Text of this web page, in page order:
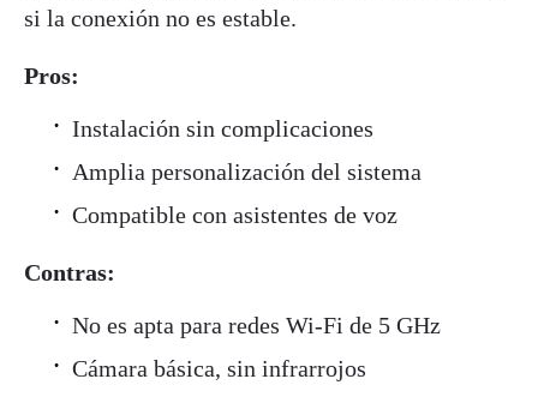
si la conexión no es estable.
Pros:
Instalación sin complicaciones
Amplia personalización del sistema
Compatible con asistentes de voz
Contras:
No es apta para redes Wi-Fi de 5 GHz
Cámara básica, sin infrarrojos